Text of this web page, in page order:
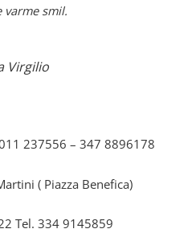
smil.
Virgilio
237556 – 347 8896178
( Piazza Benefica)
Tel. 334 9145859